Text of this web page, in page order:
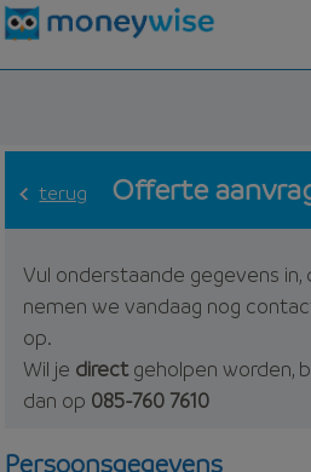
terug Offerte
Vul onderstaande gegevens in,
nemen we vandaag nog
op.
Wil je directgeholpen worden,
dan op 085-760 7610
Persoonsgegevens